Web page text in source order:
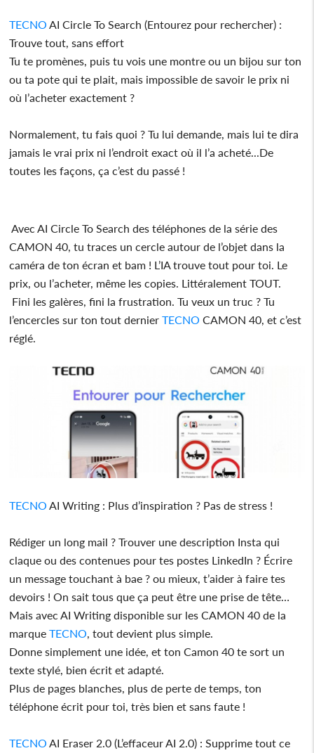
TECNO AI Circle To Search (Entourez pour rechercher) :
Trouve tout, sans effort
Tu te promènes, puis tu vois une montre ou un bijou sur ton
ou ta pote qui te plait, mais impossible de savoir le prix ni
où l’acheter exactement ?
Normalement, tu fais quoi ? Tu lui demande, mais lui te dira
jamais le vrai prix ni l’endroit exact où il l’a acheté...De
toutes les façons, ça c’est du passé !
Avec AI Circle To Search des téléphones de la série des
CAMON 40, tu traces un cercle autour de l’objet dans la
caméra de ton écran et bam ! L’IA trouve tout pour toi. Le
prix, ou l’acheter, même les copies. Littéralement TOUT.
Fini les galères, fini la frustration. Tu veux un truc ? Tu
l’encercles sur ton tout dernierTECNO CAMON 40, et c’est
réglé.
TECNO AI Writing : Plus d’inspiration ? Pas de stress !
Rédiger un long mail ? Trouver une description Insta qui
claque ou des contenues pour tes postes LinkedIn ? Écrire
un message touchant à bae ? ou mieux, t’aider à faire tes
devoirs ! On sait tous que ça peut être une prise de tête…
Mais avec AI Writing disponible sur les CAMON 40 de la
marqueTECNO, tout devient plus simple.
Donne simplement une idée, et ton Camon 40 te sort un
texte stylé, bien écrit et adapté.
Plus de pages blanches, plus de perte de temps, ton
téléphone écrit pour toi, très bien et sans faute !
TECNO AI Eraser 2.0 (L’effaceur AI 2.0) : Supprime tout ce